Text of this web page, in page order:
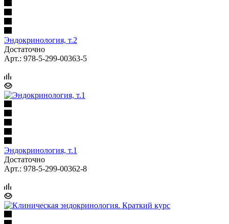
Эндокринология, т.2
Достаточно
Арт.: 978-5-299-00363-5
Эндокринология, т.1
Достаточно
Арт.: 978-5-299-00362-8